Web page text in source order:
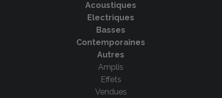
Acoustiques
Electriques
Basses
Contemporaines
Autres
Amplis
Effets
Vendues